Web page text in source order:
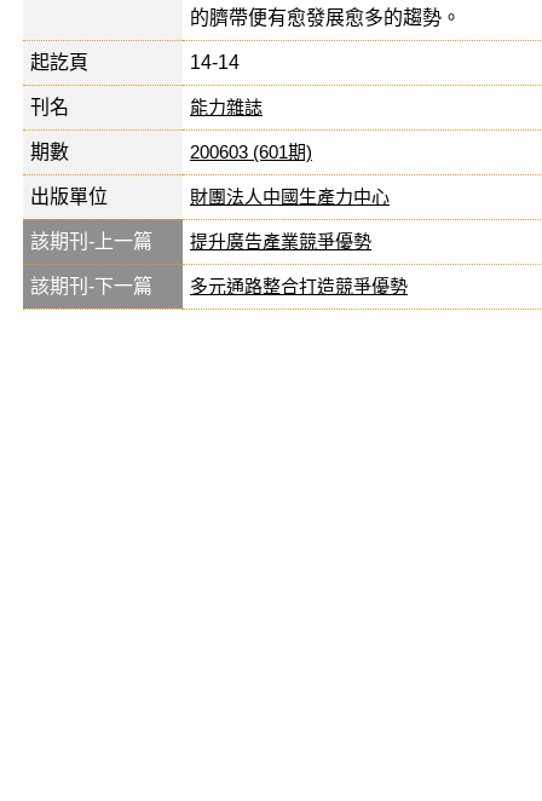
的臍帶便有愈發展愈多的趨勢。
起訖頁 14-14
刊名 能力雜誌
期數 200603 (601期)
出版單位 財團法人中國生產力中心
該期刊-上一篇 提升廣告產業競爭優勢
該期刊-下一篇 多元通路整合打造競爭優勢